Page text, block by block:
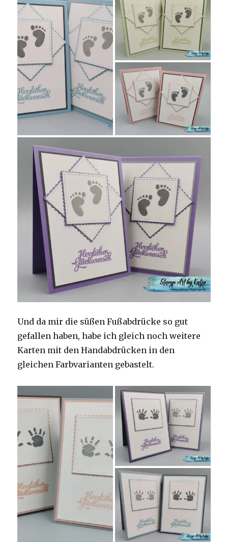
Und da mir die süßen Fußabdrücke so gut
gefallen haben, habe ich gleich noch weitere
Karten mit den Handabdrücken in den
gleichen Farbvarianten gebastelt.